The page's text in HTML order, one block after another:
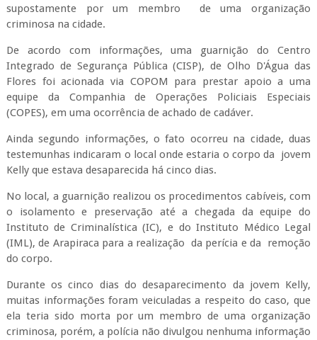
supostamente por um membro de uma organização
criminosa na cidade.
De acordo com informações, uma guarnição do Centro
Integrado de Segurança Pública (CISP), de Olho D'Água das
Flores foi acionada via COPOM para prestar apoio a uma
equipe da Companhia de Operações Policiais Especiais
(COPES), em uma ocorrência de achado de cadáver.
Ainda segundo informações, o fato ocorreu na cidade, duas
testemunhas indicaram o local onde estaria o corpo da jovem
Kelly que estava desaparecida há cinco dias.
No local, a guarnição realizou os procedimentos cabíveis, com
o isolamento e preservação até a chegada da equipe do
Instituto de Criminalística (IC), e do Instituto Médico Legal
(IML), de Arapiraca para a realização da perícia e da remoção
do corpo.
Durante os cinco dias do desaparecimento da jovem Kelly,
muitas informações foram veiculadas a respeito do caso, que
ela teria sido morta por um membro de uma organização
criminosa, porém, a polícia não divulgou nenhuma informação